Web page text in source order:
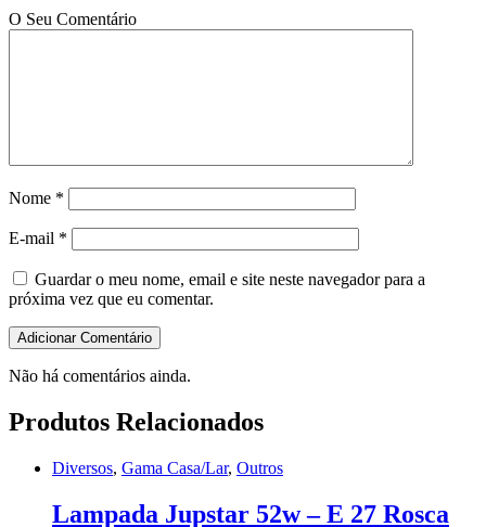
O Seu Comentário
Nome *
E-mail *
Guardar o meu nome, email e site neste navegador para a
próxima vez que eu comentar.
Não há comentários ainda.
Produtos Relacionados
Diversos, Gama Casa/Lar, Outros
Lampada Jupstar 52w – E 27 Rosca